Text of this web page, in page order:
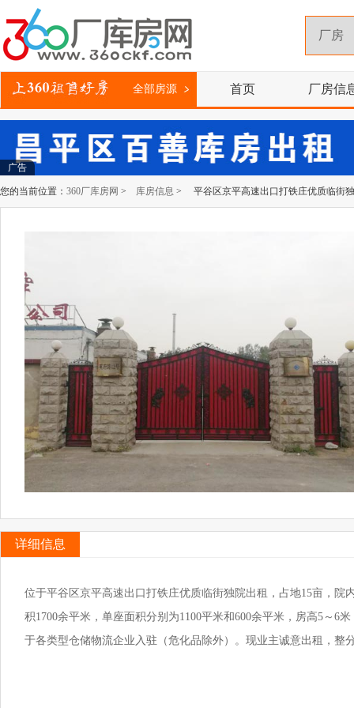
全部房源 首页 厂房信
广告
您的当前位置： 360厂库房网 > 库房信息 > 平谷区京平高速出口打铁庄优质临街
详细信息
位于平谷区京平高速出口打铁庄优质临街独院出租，占地15亩，
积1700余平米，单座面积分别为1100平米和600余平米，房高5～6
于各类型仓储物流企业入驻（危化品除外）。现业主诚意出租，